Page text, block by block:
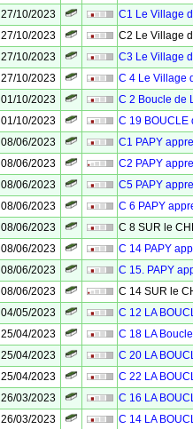
27/10/2023
C1 Le Village
27/10/2023
C2 Le Village
27/10/2023
C3 Le Village
27/10/2023
C 4 Le Village
01/10/2023
C 2 Boucle de
01/10/2023
C 19 BOUCLE
08/06/2023
C1 PAPY
08/06/2023
C2 PAPY
08/06/2023
C5 PAPY
08/06/2023
C 6 PAPY
08/06/2023
C 8 SUR le
08/06/2023
C 14 PAPY
08/06/2023
C 15. PAPY
08/06/2023
C 14 SUR le
04/05/2023
C 12 LA
25/04/2023
C 18 LA
25/04/2023
C 20 LA
25/04/2023
C 22 LA
26/03/2023
C 16 LA
26/03/2023
C 14 LA